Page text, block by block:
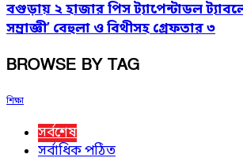
বগুড়ায় ২ হাজার পিস ট্যাপেন্টাডল
সম্রাজ্ঞী’ বেহুলা ও বিথীসহ গ্রেফতার ৩
BROWSE BY TAG
শিক্ষা
সর্বশেষ
সর্বাধিক পঠিত